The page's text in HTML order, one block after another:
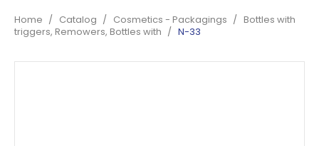
Home Catalog Cosmetics - Packagings
Bottles with
triggers, Remowers, Bottles with
N-33